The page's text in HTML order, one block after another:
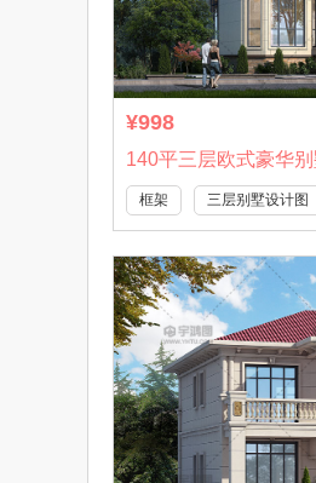
¥998
140平三层欧式豪华
框架 三层别墅设计图